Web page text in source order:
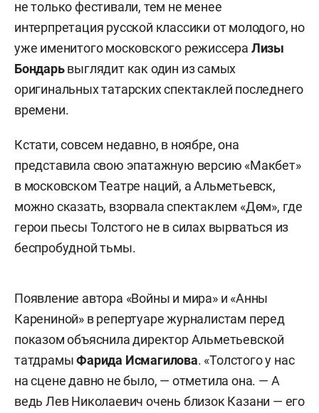
не только фестивали, тем не менее
интерпретация русской классики от молодого, но
уже именитого московского режиссера Лизы
Бондарьвыглядит как один из самых
оригинальных татарских спектаклей последнего
времени.
Кстати, совсем недавно, в ноябре, она
представила свою эпатажную версию «Макбет»
в московском Театре наций, а Альметьевск,
можно сказать, взорвала спектаклем «Дөм», где
герои пьесы Толстого не в силах вырваться из
беспробудной тьмы.
Появление автора «Войны и мира» и «Анны
Карениной» в репертуаре журналистам перед
показом объяснила директор Альметьевской
татдрамыФарида Исмагилова. «Толстого у нас
на сцене давно не было, — отметила она. — А
ведь Лев Николаевич очень близок Казани — его